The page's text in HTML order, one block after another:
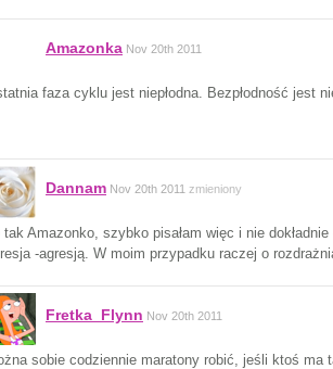
Amazonka Nov 20th 2011
faza cyklu jest niepłodna. Bezpłodność jest
Dannam Nov 20th 2011 zmieniony
tak Amazonko, szybko pisałam więc i nie
-agresją. W moim przypadku raczej o
Fretka_Flynn Nov 20th 2011
sobie codziennie maratony robić, jeśli ktoś